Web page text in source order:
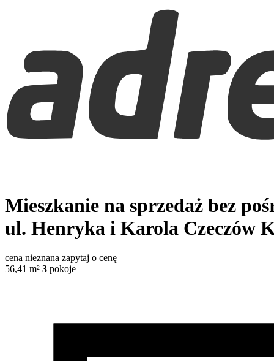
Mieszkanie na sprzedaż bez
ul. Henryka i Karola Czeczów
cena nieznana zapytaj o cenę
56,41 m² 3 pokoje